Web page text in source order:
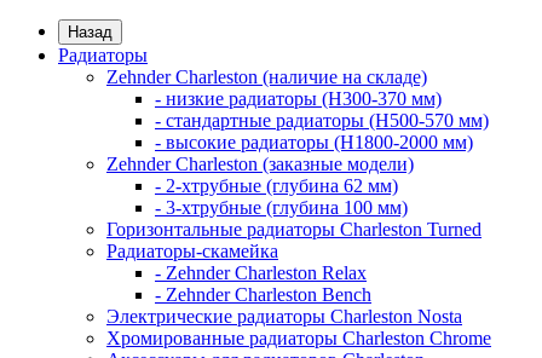
Назад
Радиаторы
Zehnder Charleston (наличие на складе)
- низкие радиаторы (H300-370 мм)
- стандартные радиаторы (H500-570 мм)
- высокие радиаторы (H1800-2000 мм)
Zehnder Charleston (заказные модели)
- 2-хтрубные (глубина 62 мм)
- 3-хтрубные (глубина 100 мм)
Горизонтальные радиаторы Charleston Turned
Радиаторы-скамейка
- Zehnder Charleston Relax
- Zehnder Charleston Bench
Электрические радиаторы Charleston Nosta
Хромированные радиаторы Charleston Chrome